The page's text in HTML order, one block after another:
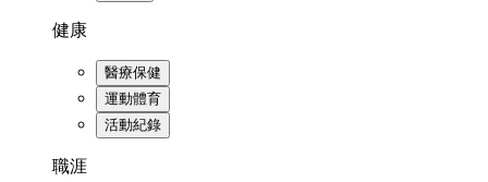
健康
醫療保健
運動體育
活動紀錄
職涯